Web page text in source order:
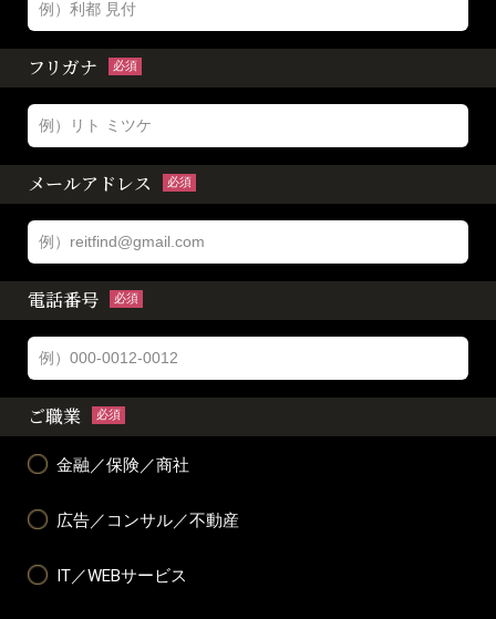
フリガナ 必須
メールアドレス 必須
電話番号 必須
ご職業 必須
金融／保険／商社
広告／コンサル／不動産
IT／WEBサービス